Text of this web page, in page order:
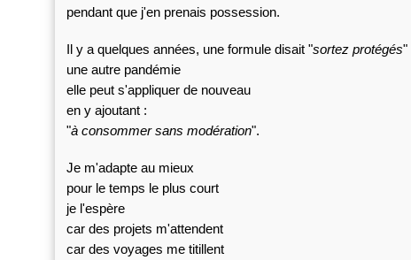
pendant que j'en prenais possession.
Il y a quelques années, une formule disait "sortez protégés"
une autre pandémie
elle peut s'appliquer de nouveau
en y ajoutant :
"à consommer sans modération".
Je m'adapte au mieux
pour le temps le plus court
je l'espère
car des projets m'attendent
car des voyages me titillent